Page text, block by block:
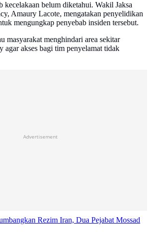
kecelakaan belum diketahui. Wakil Jaksa
Amaury Lacote, mengatakan penyelidikan
mengungkap penyebab insiden tersebut.
masyarakat menghindari area sekitar
agar akses bagi tim penyelamat tidak
Advertisement
Rezim Iran, Dua Pejabat Mossad